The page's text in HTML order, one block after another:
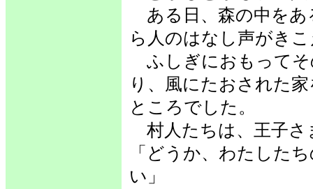
ある日、森の中をあ
ら人のはなし声がき
ふしぎにおもってそ
り、風にたおされた
ところでした。
村人たちは、王子さ
「どうか、わたした
い」